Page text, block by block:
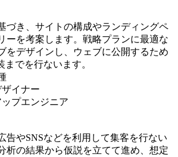
づき、サイトの構成やランディングペ
ーを考案します。戦略プランに最適な
をデザインし、ウェブに公開するため
でを行ないます。
イナー
プエンジニア
告やSNSなどを利用して集客を行ない
析の結果から仮説を立てて進め、想定